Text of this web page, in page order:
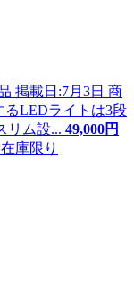
掲載日:7月3日 商
るLEDライトは3段
リム設... 49,000円
在庫限り